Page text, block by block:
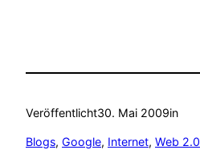
Veröffentlicht30. Mai 2009in
Blogs, Google, Internet, Web 2.0